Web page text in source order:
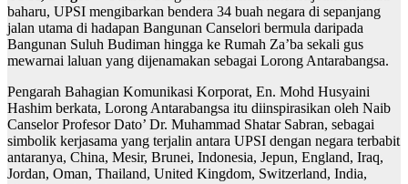
baharu, UPSI mengibarkan bendera 34 buah negara di sepanjang
jalan utama di hadapan Bangunan Canselori bermula daripada
Bangunan Suluh Budiman hingga ke Rumah Za’ba sekali gus
mewarnai laluan yang dijenamakan sebagai Lorong Antarabangsa.
Pengarah Bahagian Komunikasi Korporat, En. Mohd Husyaini
Hashim berkata, Lorong Antarabangsa itu diinspirasikan oleh Naib
Canselor Profesor Dato’ Dr. Muhammad Shatar Sabran, sebagai
simbolik kerjasama yang terjalin antara UPSI dengan negara terbabit
antaranya, China, Mesir, Brunei, Indonesia, Jepun, England, Iraq,
Jordan, Oman, Thailand, United Kingdom, Switzerland, India,